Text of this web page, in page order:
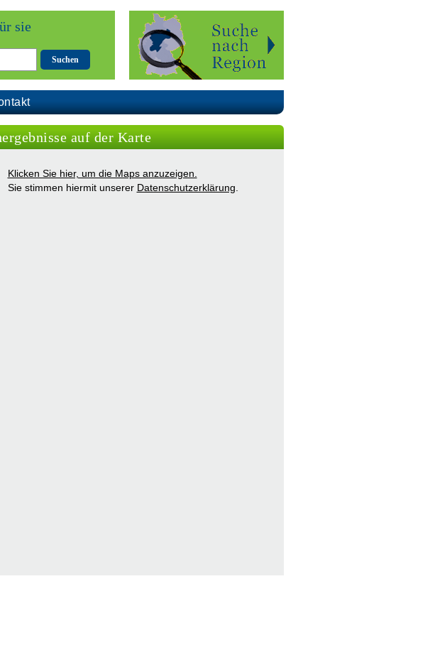
sie
Suchen
auf der Karte
Klicken Sie hier, um die Maps anzuzeigen.
Sie stimmen hiermit unserer Datenschutzerklärung